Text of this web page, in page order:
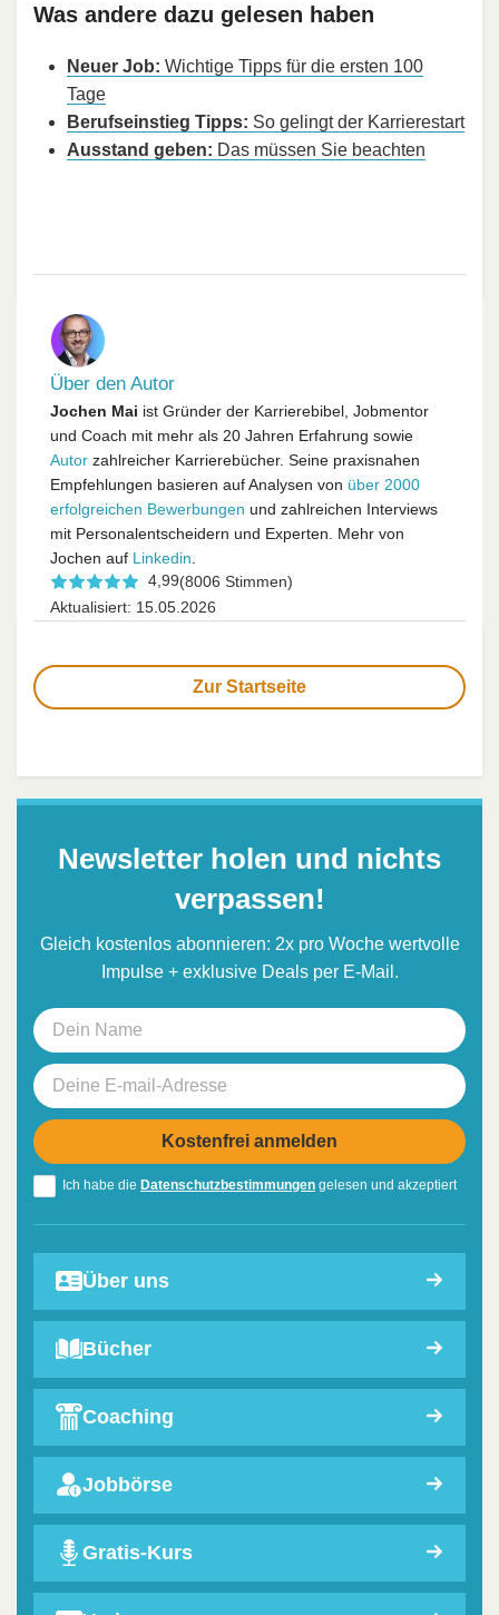
Was andere dazu gelesen haben
Neuer Job: Wichtige Tipps für die ersten 100
Tage
Berufseinstieg Tipps: So gelingt der Karrierestart
Ausstand geben: Das müssen Sie beachten
Über den Autor
Jochen Mai ist Gründer der Karrierebibel, Jobmentor
und Coach mit mehr als 20 Jahren Erfahrung sowie
Autor zahlreicher Karrierebücher. Seine praxisnahen
Empfehlungen basieren auf Analysen von über 2000
erfolgreichen Bewerbungen und zahlreichen Interviews
mit Personalentscheidern und Experten. Mehr von
Jochen auf Linkedin
4,99(8006 Stimmen)
Aktualisiert: 15.05.2026
Zur Startseite
Newsletter holen und nichts
verpassen!
Gleich kostenlos abonnieren: 2x pro Woche wertvolle
Impulse + exklusive Deals per E-Mail.
Ich habe die Datenschutzbestimmungen gelesen und akzeptiert
Über uns
Bücher
Coaching
Jobbörse
Gratis-Kurs